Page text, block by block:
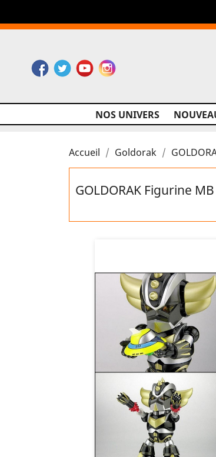
Facebook
TwitterYouTubeInstagram
NOS UNIVERS
Accueil Goldorak
GOLDORAK Figurine